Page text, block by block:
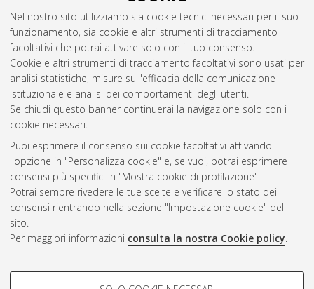
Nel nostro sito utilizziamo sia cookie tecnici necessari per il suo
funzionamento, sia cookie e altri strumenti di tracciamento
facoltativi che potrai attivare solo con il tuo consenso.
Cookie e altri strumenti di tracciamento facoltativi sono usati per
analisi statistiche, misure sull'efficacia della comunicazione
istituzionale e analisi dei comportamenti degli utenti.
Se chiudi questo banner continuerai la navigazione solo con i
cookie necessari.
Puoi esprimere il consenso sui cookie facoltativi attivando
l'opzione in "Personalizza cookie" e, se vuoi, potrai esprimere
consensi più specifici in "Mostra cookie di profilazione".
Potrai sempre rivedere le tue scelte e verificare lo stato dei
consensi rientrando nella sezione "Impostazione cookie" del
sito.
Per maggiori informazioni consulta la nostra Cookie policy.
COOKIE DI PROFILAZIONE -
stromal tumors to overcome the TKI resistance
thesis], Alma Mater Studiorum Università di Bologna.
Dottorato di ricerca inOncologia, ematologia e patologia
Ciclo. DOI 10.48676/unibo/amsdottorato/9270.
Questa lista e' stata generata ilFri Aug 7 20:46:41 2026 CEST
Atom
Rss 1.0
Rss 2.0
ISSN: 2038-7946
Impostazioni Cookie